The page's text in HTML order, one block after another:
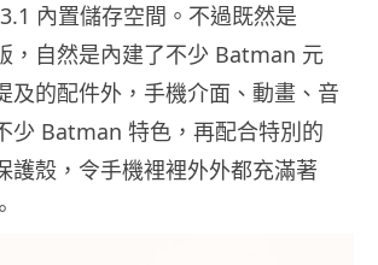
內置儲存空間。不過既然是
，自然是內建了不少 Batman 元
及的配件外，手機介面、動畫、音
少 Batman 特色，再配合特別的
護殼，令手機裡裡外外都充滿著